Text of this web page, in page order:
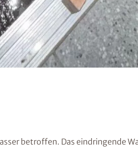
betroffen. Das eindringende